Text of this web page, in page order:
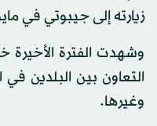
زيارته إلى جيبوتي في
وشهدت الفترة
التعاون بين البلدين في
وغيرها.